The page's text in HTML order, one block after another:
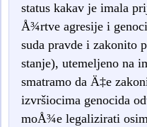
status kakav je imala
Å¾rtve agresije i
suda pravde i zakonito
stanje), utemeljeno na
smatramo da Ä‡e
izvršiocima genocida
moÅ¾e legalizirati